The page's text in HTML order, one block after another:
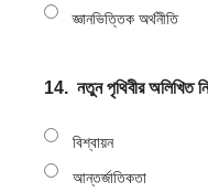
জ্ঞানভিত্তিক অর্থনীতি
14. নতুন পৃথিবীর অলিখিত
বিশ্বায়ন
আন্তর্জাতিকতা